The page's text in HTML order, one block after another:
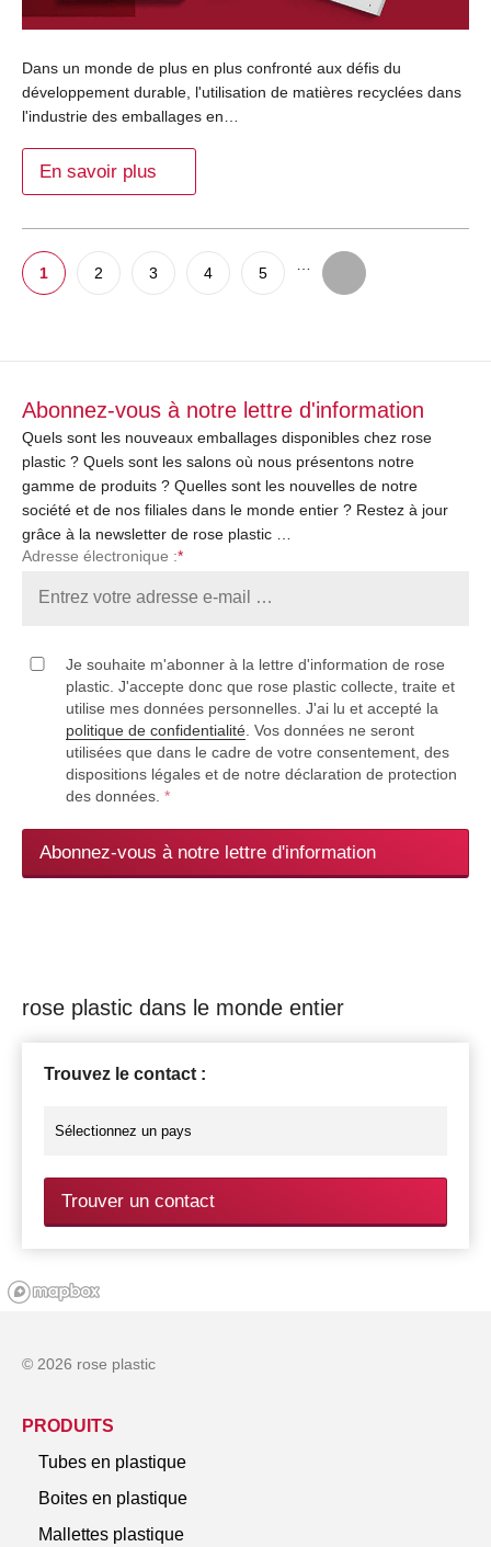
Dans un monde de plus en plus confronté aux défis du
développement durable, l'utilisation de matières recyclées dans
l'industrie des emballages en…
En savoir plus
1 2 3 4 5 …
Abonnez-vous à notre lettre d'information
Quels sont les nouveaux emballages disponibles chez rose
plastic ? Quels sont les salons où nous présentons notre
gamme de produits ? Quelles sont les nouvelles de notre
société et de nos filiales dans le monde entier ? Restez à jour
grâce à la newsletter de rose plastic …
Adresse électronique :*
Je souhaite m'abonner à la lettre d'information de rose
plastic. J'accepte donc que rose plastic collecte, traite et
utilise mes données personnelles. J'ai lu et accepté la
politique de confidentialité. Vos données ne seront
utilisées que dans le cadre de votre consentement, des
dispositions légales et de notre déclaration de protection
des données. *
Abonnez-vous à notre lettre d'information
rose plastic dans le monde entier
Trouvez le contact :
Trouver un contact
© 2026 rose plastic
PRODUITS
Tubes en plastique
Boites en plastique
Mallettes plastique